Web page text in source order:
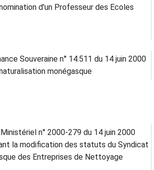
d'un Professeur des Ecoles
Souveraine n° 14.511 du 14 juin 2000
monégasque
n° 2000-279 du 14 juin 2000
la modification des statuts du Syndicat
des Entreprises de Nettoyage